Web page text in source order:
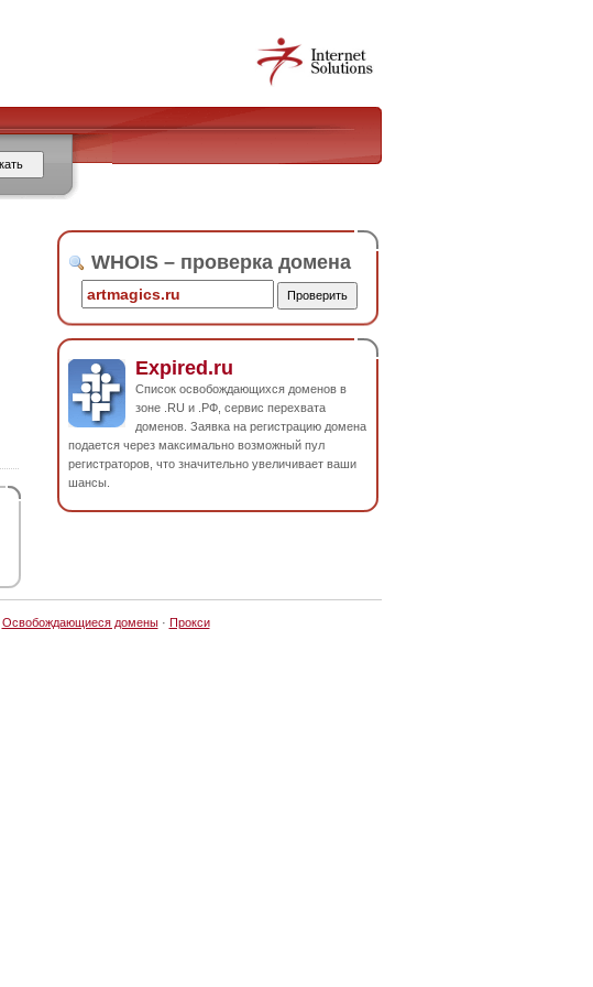
WHOIS – проверка домена
Expired.ru
Список освобождающихся доменов в
зоне .RU и .РФ, сервис перехвата
доменов. Заявка на регистрацию домена
подается через максимально возможный пул
регистраторов, что значительно увеличивает ваши
шансы.
Освобождающиеся домены· Прокси